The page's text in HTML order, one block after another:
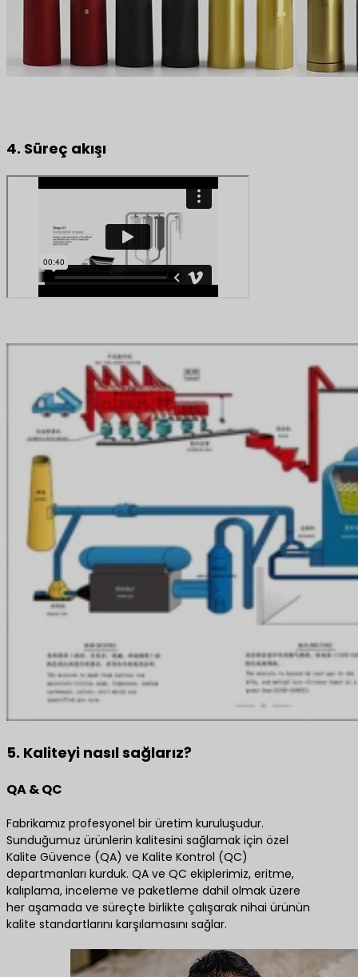
4. Süreç akışı
5. Kaliteyi nasıl sağlarız?
QA & QC
Fabrikamız profesyonel bir üretim kuruluşudur.
Sunduğumuz ürünlerin kalitesini sağlamak için özel
Kalite Güvence (QA) ve Kalite Kontrol (QC)
departmanları kurduk. QA ve QC ekiplerimiz, eritme,
kalıplama, inceleme ve paketleme dahil olmak üzere
her aşamada ve süreçte birlikte çalışarak nihai ürünün
kalite standartlarını karşılamasını sağlar.